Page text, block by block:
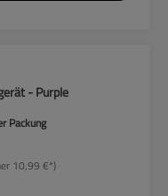
- Purple
Packung
10,99 €*)